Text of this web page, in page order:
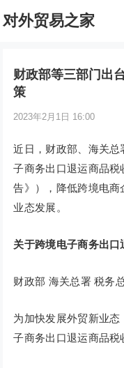
对外贸易之家
财政部等三部门出
策
2023年2月1日 16:00
近日，财政部、海关
子商务出口退运商品税
告》），降低跨境电
业态发展。
关于跨境电子商务出
财政部 海关总署 税务
为加快发展外贸新业
子商务出口退运商品税